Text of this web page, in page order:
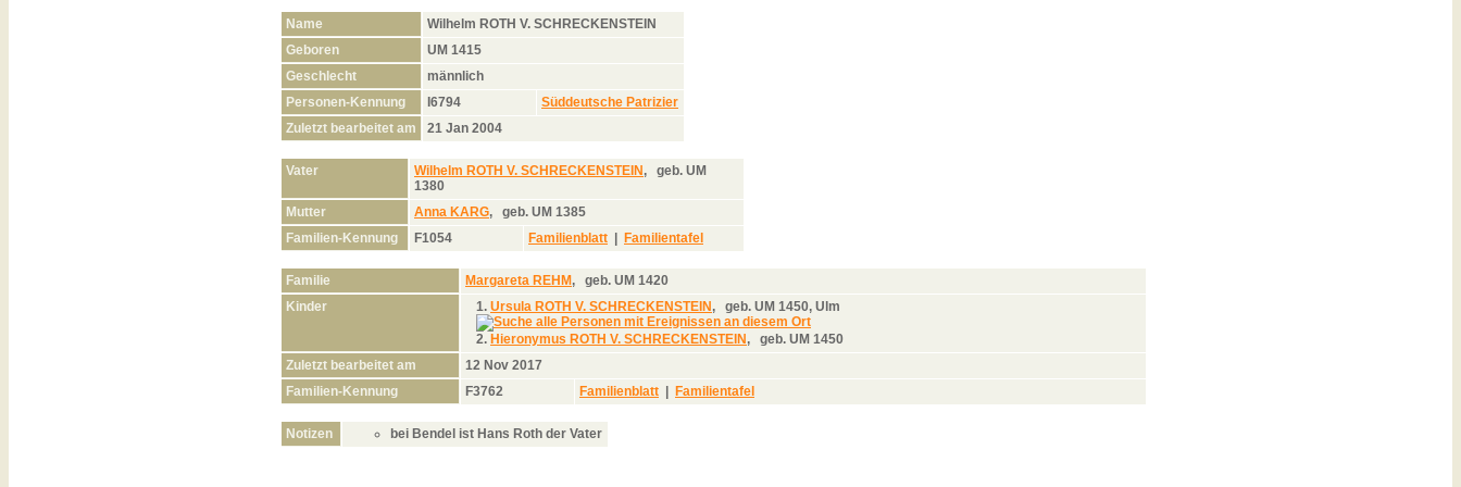
Name Wilhelm ROTH V. SCHRECKENSTEIN
Geboren
UM 1415
Geschlecht
männlich
Personen-Kennung
I6794
Süddeutsche Patrizier
Zuletzt bearbeitet am
21 Jan 2004
Vater Wilhelm ROTH V. SCHRECKENSTEIN , geb. UM
1380
Mutter
Anna KARG, geb. UM 1385
Familien-Kennung
F1054 Familienblatt Familientafel
Familie Margareta REHM , geb. UM 1420
Kinder
1. Ursula ROTH V. SCHRECKENSTEIN , geb. UM 1450, Ulm
2. Hieronymus ROTH V. SCHRECKENSTEIN , geb. UM 1450
Zuletzt bearbeitet am
12 Nov 2017
Familien-Kennung
F3762 Familienblatt Familientafel
Notizen bei Bendel ist Hans Roth der Vater